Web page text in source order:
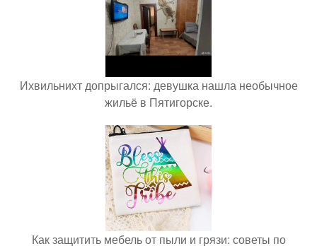
Ихвильнихт допрыгался: девушка нашла необычное
жильё в Пятигорске.
Как защитить мебель от пыли и грязи: советы по